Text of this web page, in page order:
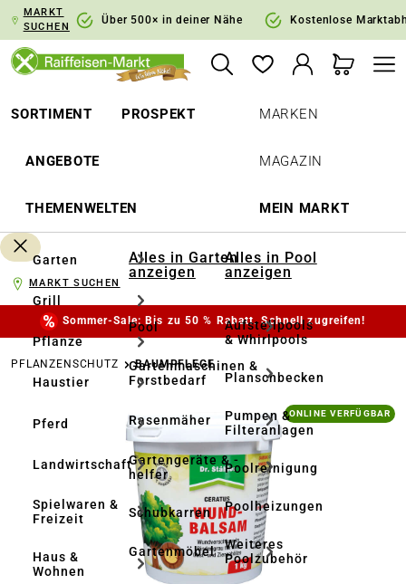
Zur Hauptnavigation springen
MARKT
SUCHEN
Über 500× in deiner Nähe Kostenlose
SORTIMENT PROSPEKT
ANGEBOTE
THEMENWELTEN
MARKEN
MAGAZIN
MEIN MARKT
Garten
Grill
Pflanze
Haustier
Pferd
Landwirtschaft
Spielwaren &
Freizeit
Haus &
Wohnen
Alles in Garten
anzeigen
Pool
Gartenmaschinen &
Forstbedarf
Rasenmäher
Gartengeräte & -
helfer
Schubkarren
Gartenmöbel
Alles in Pool
anzeigen
Aufstellpools
& Whirlpools
Planschbecken
Pumpen &
Filteranlagen
Poolreinigung
Poolheizungen
Weiteres
Poolzubehör
MARKT SUCHEN
Sommer-Sale: Bis zu 50 % Rabatt. Schnell zugreifen!
PFLANZENSCHUTZ BAUMPFLEGE
Bildergalerie überspringen ONLINE VERFÜGBAR